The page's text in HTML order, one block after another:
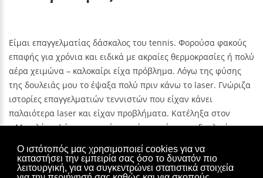
Ο ιστότοπός μας χρησιμοποιεί cookies για να
καταστήσει την εμπειρία σας όσο το δυνατόν πιο
λειτουργική, για να συγκεντρώνει στατιστικά στοιχεία
Είμαι επαγγελματίας δάσκαλος του tennis. Φορούσα φακούς
επαφής για χρόνια και ειδικά με ακραίες θερμοκρασίες ή πολύ
αέρα χειμώνα – καλοκαίρι είχα πρόβλημα. Λόγω της φύσης
της δουλειάς μου το έψαξα πολύ πριν κάνω το laser. Γνώριζα
ιστορίες επαγγελματιών τεννιστών που είχαν κάνει
παλαιότερα laser και είχαν προβλήματα. Κατέληξα στον
κ.Μπριλάκη ψάχνοντας μέσα από τον χώρο της δουλειάς μου
ΚΑΡΑΦΙΛΊΔΗΣ
Είμαι επαγγελματίας δάσκαλος του tennis. Φορούσα φακούς
επαφής για χρόνια και ειδικά με ακραίες θερμοκρασίες ή πολύ
αέρα χειμώνα – καλοκαίρι είχα πρόβλημα. Λόγω της φύσης
της δουλειάς μου το έψαξα πολύ πριν κάνω το laser. Γνώριζα
ιστορίες επαγγελματιών τεννιστών που είχαν κάνει
παλαιότερα laser και είχαν προβλήματα. Κατέληξα στον
κ.Μπριλάκη ψάχνοντας μέσα από τον χώρο της δουλειάς μου
ΚΑΡΑΦΙΛΊΔΗΣ
Χάρης Μπριλάκης Οφθαλμολογικό κέντρο - Κηφισίας 125-127,